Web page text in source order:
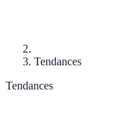
Tendances
Tendances